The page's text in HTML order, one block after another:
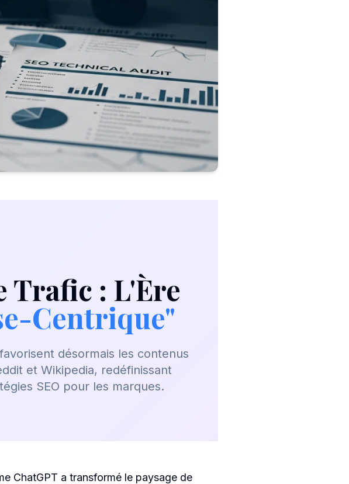
Trafic : L'Ère
Centrique"
désormais les contenus
et Wikipedia, redéfinissant
SEO pour les marques.
ChatGPT a transformé le paysage de